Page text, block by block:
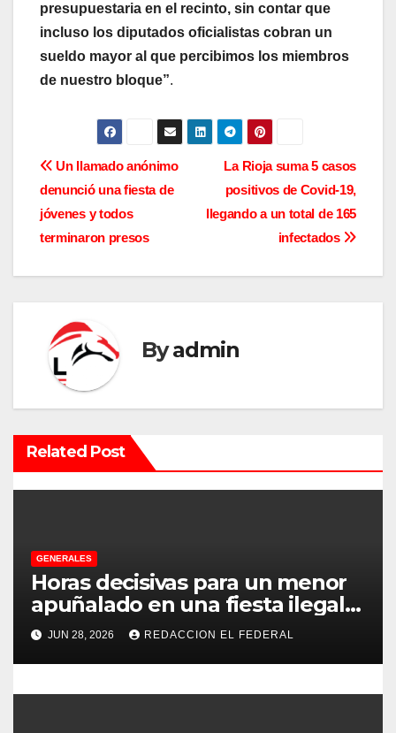
presupuestaria en el recinto, sin contar que
incluso los diputados oficialistas cobran un
sueldo mayor al que percibimos los miembros
de nuestro bloque”.
N
a
v
e
a
c
ó
n
e
e
n
La Rioja suma 5 casos
positivos de Covid-19,
llegando a un total de 165
infectados
Un llamado anónimo
denunció una fiesta de
jóvenes y todos
terminaron presos
Byadmin
Related Post
GENERALES
Horas decisivas para un menor
apuñalado en una fiesta ilegal
con más de 500 asistentes en
Chilecito
JUN 28, 2026 REDACCION EL FEDERAL